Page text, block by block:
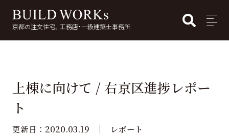
京都の注文住宅。工務店・一級建築士事務所 MENU
上棟に向けて / 右京区進捗レポー
ト
更新日： 2020.03.19 レポート